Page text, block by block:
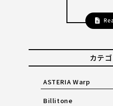
カテ
ASTERIA Warp
Billitone